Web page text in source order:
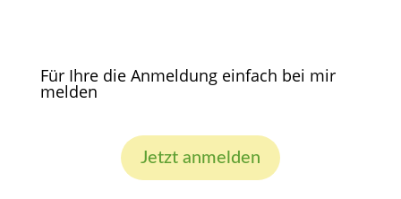
Für Ihre die Anmeldung einfach bei mir
melden
Jetzt anmelden